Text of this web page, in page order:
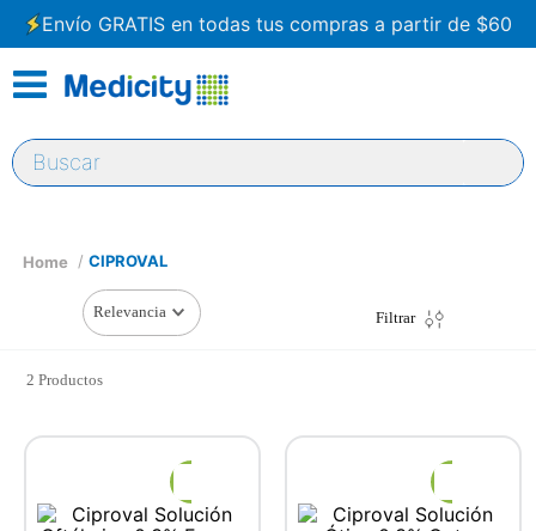
Envío GRATIS en todas tus compras a partir de $60
Buscar
CIPROVAL
Relevancia Filtrar
2 Productos